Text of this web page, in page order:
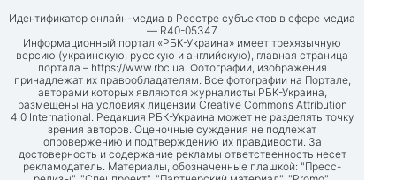
Идентификатор онлайн-медиа в Реестре субъектов в сфере медиа
— R40-05347
Информационный портал «РБК-Украина» имеет трехязычную
версию (украинскую, русскую и английскую), главная страница
портала – https://www.rbc.ua. Фотографии, изображения
принадлежат их правообладателям. Все фотографии на Портале,
авторами которых являются журналисты РБК-Украина,
размещены на условиях лицензии Creative Commons Attribution
4.0 International. Редакция РБК-Украина может не разделять точку
зрения авторов. Оценочные суждения не подлежат
опровержению и подтверждению их правдивости. За
достоверность и содержание рекламы ответственность несет
рекламодатель. Материалы, обозначенные плашкой: "Пресс-